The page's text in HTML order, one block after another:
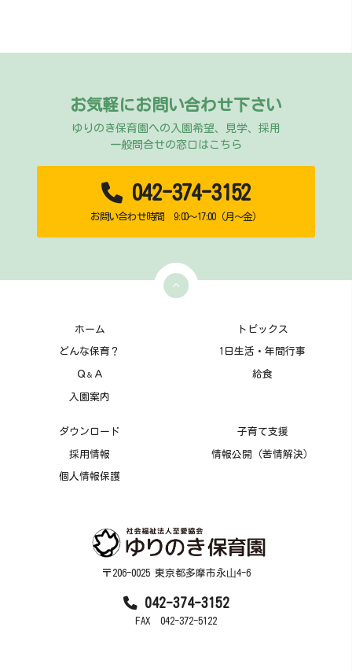
お気軽にお問い合わせ下さい
ゆりのき保育園への入園希望、見学、採用
一般問合せの窓口はこちら
042-374-3152
お問い合わせ時間 9:00～17:00（月～金）
ホーム トピックス
どんな保育？ 1日生活・年間行事
Ｑ ＆ Ａ 給食
入園案内
ダウンロード 子育て支援
採用情報 情報公開（苦情解決）
個人情報保護
〒206-0025 東京都多摩市永⼭4-6
042-374-3152
FAX 042-372-5122